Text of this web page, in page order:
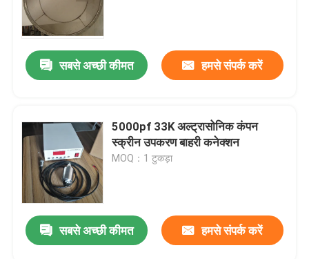
सबसे अच्छी कीमत हमसे संपर्क करें
5000pf 33K अल्ट्रासोनिक कंपन
स्क्रीन उपकरण बाहरी कनेक्शन
MOQ：1 टुकड़ा
सबसे अच्छी कीमत हमसे संपर्क करें